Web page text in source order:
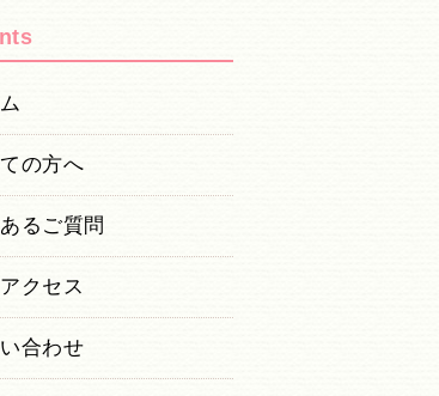
の方へ
るご質問
クセス
合わせ